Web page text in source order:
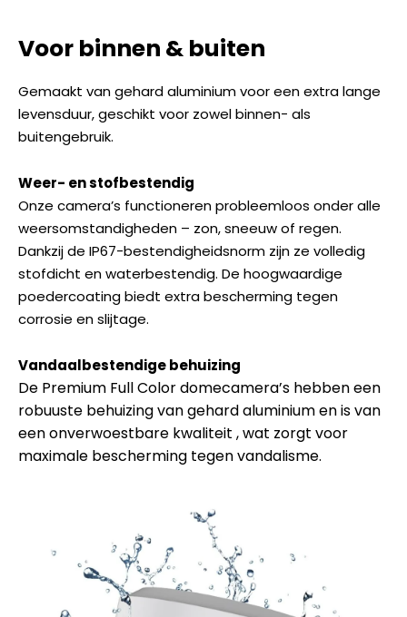
Voor binnen & buiten
Gemaakt van gehard aluminium voor een extra lange
levensduur, geschikt voor zowel binnen- als
buitengebruik.
Weer- en stofbestendig
Onze camera’s functioneren probleemloos onder alle
weersomstandigheden – zon, sneeuw of regen.
Dankzij de IP67-bestendigheidsnorm zijn ze volledig
stofdicht en waterbestendig. De hoogwaardige
poedercoating biedt extra bescherming tegen
corrosie en slijtage.
Vandaalbestendige behuizing
De Premium Full Color domecamera’s hebben een
robuuste behuizing van gehard aluminium en is van
een onverwoestbare kwaliteit , wat zorgt voor
maximale bescherming tegen vandalisme.